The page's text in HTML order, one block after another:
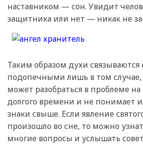
наставником — сон. Увидит
защитника или нет — никак не
Таким образом духи связываются
подопечными лишь в том случае,
может разобраться в проблеме
долгого времени и не понимает
знаки свыше. Если явление
произошло во сне, то можно
многие вопросы и услышать